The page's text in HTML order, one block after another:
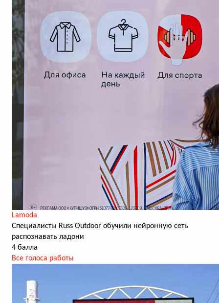
Lamoda
Cпециалисты Russ Outdoor обучили нейронную сеть
распознавать ладони
4 балла
Все голоса работы